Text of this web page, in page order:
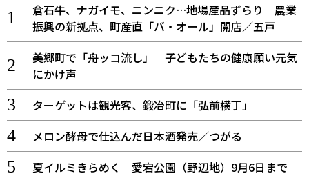
倉石牛、ナガイモ、ニンニク…地場産品ずらり 農業
振興の新拠点、町産直「バ・オール」開店／五戸
美郷町で「舟ッコ流し」 子どもたちの健康願い元気
にかけ声
ターゲットは観光客、鍛冶町に「弘前横丁」
メロン酵母で仕込んだ日本酒発売／つがる
夏イルミきらめく 愛宕公園（野辺地）9月6日まで